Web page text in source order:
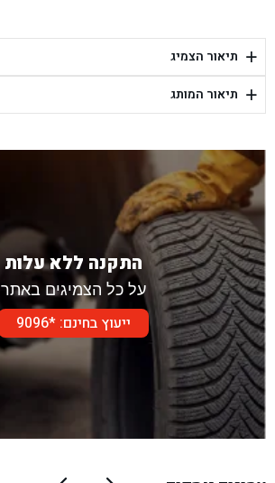
בן גל - יפת 88, תל אביב יפו - תל אביב
בן גל - דור אלון הר טוב - בית שמש
+ תיאור הצמיג
+ תיאור המותג
התקנה ללא עלות
על כל הצמיגים באתר
ייעוץ בחינם: *9096